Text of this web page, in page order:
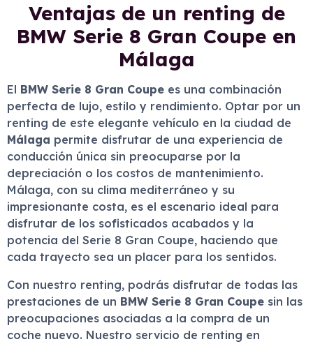
Ventajas de un renting de
BMW Serie 8 Gran Coupe en
Málaga
El BMW Serie 8 Gran Coupe es una combinación
perfecta de lujo, estilo y rendimiento. Optar por un
renting de este elegante vehículo en la ciudad de
Málaga permite disfrutar de una experiencia de
conducción única sin preocuparse por la
depreciación o los costos de mantenimiento.
Málaga, con su clima mediterráneo y su
impresionante costa, es el escenario ideal para
disfrutar de los sofisticados acabados y la
potencia del Serie 8 Gran Coupe, haciendo que
cada trayecto sea un placer para los sentidos.
Con nuestro renting, podrás disfrutar de todas las
prestaciones de un BMW Serie 8 Gran Coupe sin las
preocupaciones asociadas a la compra de un
coche nuevo. Nuestro servicio de renting en